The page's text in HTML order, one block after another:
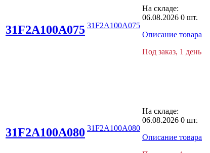
31F2A100A075 31F2A100A075
На складе:
06.08.2026 0 шт.
Описание товара
Под заказ, 1 день
31F2A100A080 31F2A100A080
На складе:
06.08.2026 0 шт.
Описание товара